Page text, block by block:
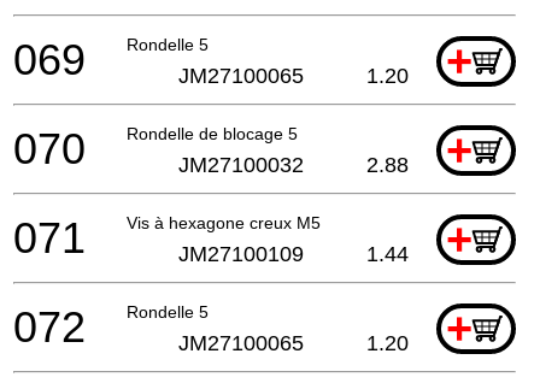
Rondelle 5 +
069 JM27100065 1.20
Rondelle de blocage 5 +
070 JM27100032 2.88
Vis à hexagone creux M5 +
071 JM27100109 1.44
Rondelle 5 +
072 JM27100065 1.20